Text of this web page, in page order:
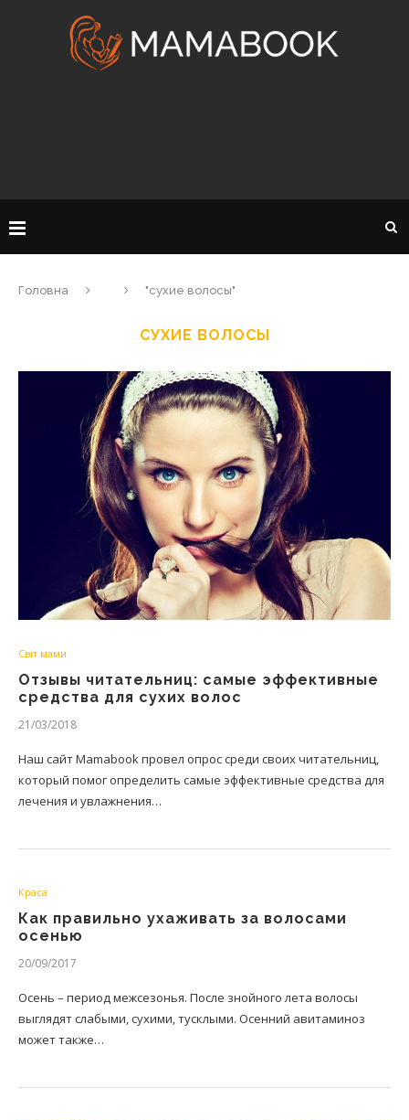
Головна "сухие волосы"
СУХИЕ ВОЛОСЫ
Світ мами
Отзывы читательниц: самые эффективные
средства для сухих волос
21/03/2018
Наш сайт Mamabook провел опрос среди своих читательниц,
который помог определить самые эффективные средства для
лечения и увлажнения…
Краса
Как правильно ухаживать за волосами
осенью
20/09/2017
Осень – период межсезонья. После знойного лета волосы
выглядят слабыми, сухими, тусклыми. Осенний авитаминоз
может также…